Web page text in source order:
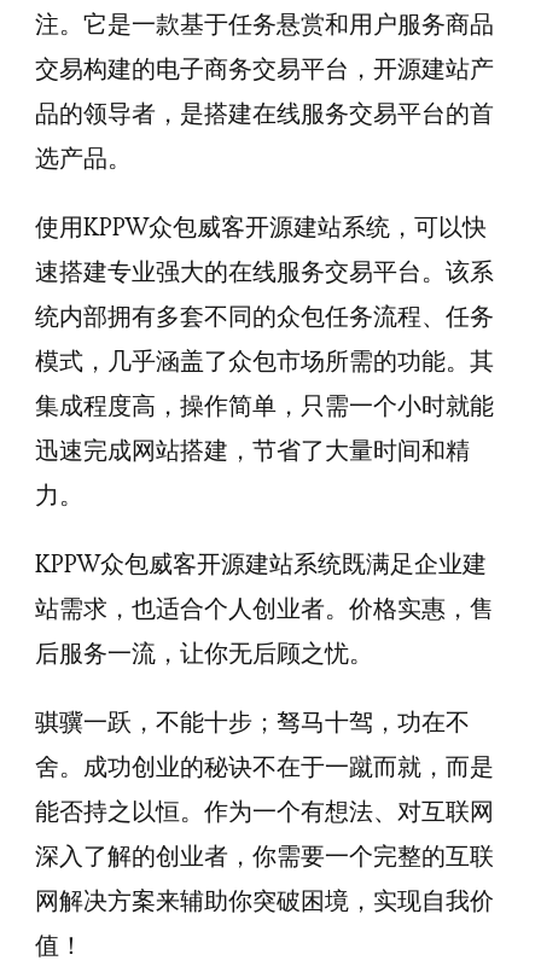
注。它是一款基于任务悬赏和用户服务商品
交易构建的电子商务交易平台，开源建站产
品的领导者，是搭建在线服务交易平台的首
选产品。
使用KPPW众包威客开源建站系统，可以快
速搭建专业强大的在线服务交易平台。该系
统内部拥有多套不同的众包任务流程、任务
模式，几乎涵盖了众包市场所需的功能。其
集成程度高，操作简单，只需一个小时就能
迅速完成网站搭建，节省了大量时间和精
力。
KPPW众包威客开源建站系统既满足企业建
站需求，也适合个人创业者。价格实惠，售
后服务一流，让你无后顾之忧。
骐骥一跃，不能十步；驽马十驾，功在不
舍。成功创业的秘诀不在于一蹴而就，而是
能否持之以恒。作为一个有想法、对互联网
深入了解的创业者，你需要一个完整的互联
网解决方案来辅助你突破困境，实现自我价
值！